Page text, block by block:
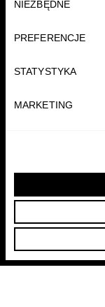
zgody
NIEZBĘDNE
PREFERENCJE
STATYSTYKA
MARKETING
FUNDACJA